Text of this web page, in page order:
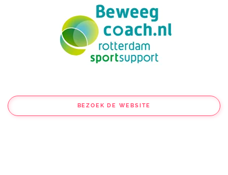
BEZOEK DE WEBSITE